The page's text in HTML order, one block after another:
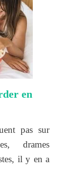
en
pas sur
drames
il y en a